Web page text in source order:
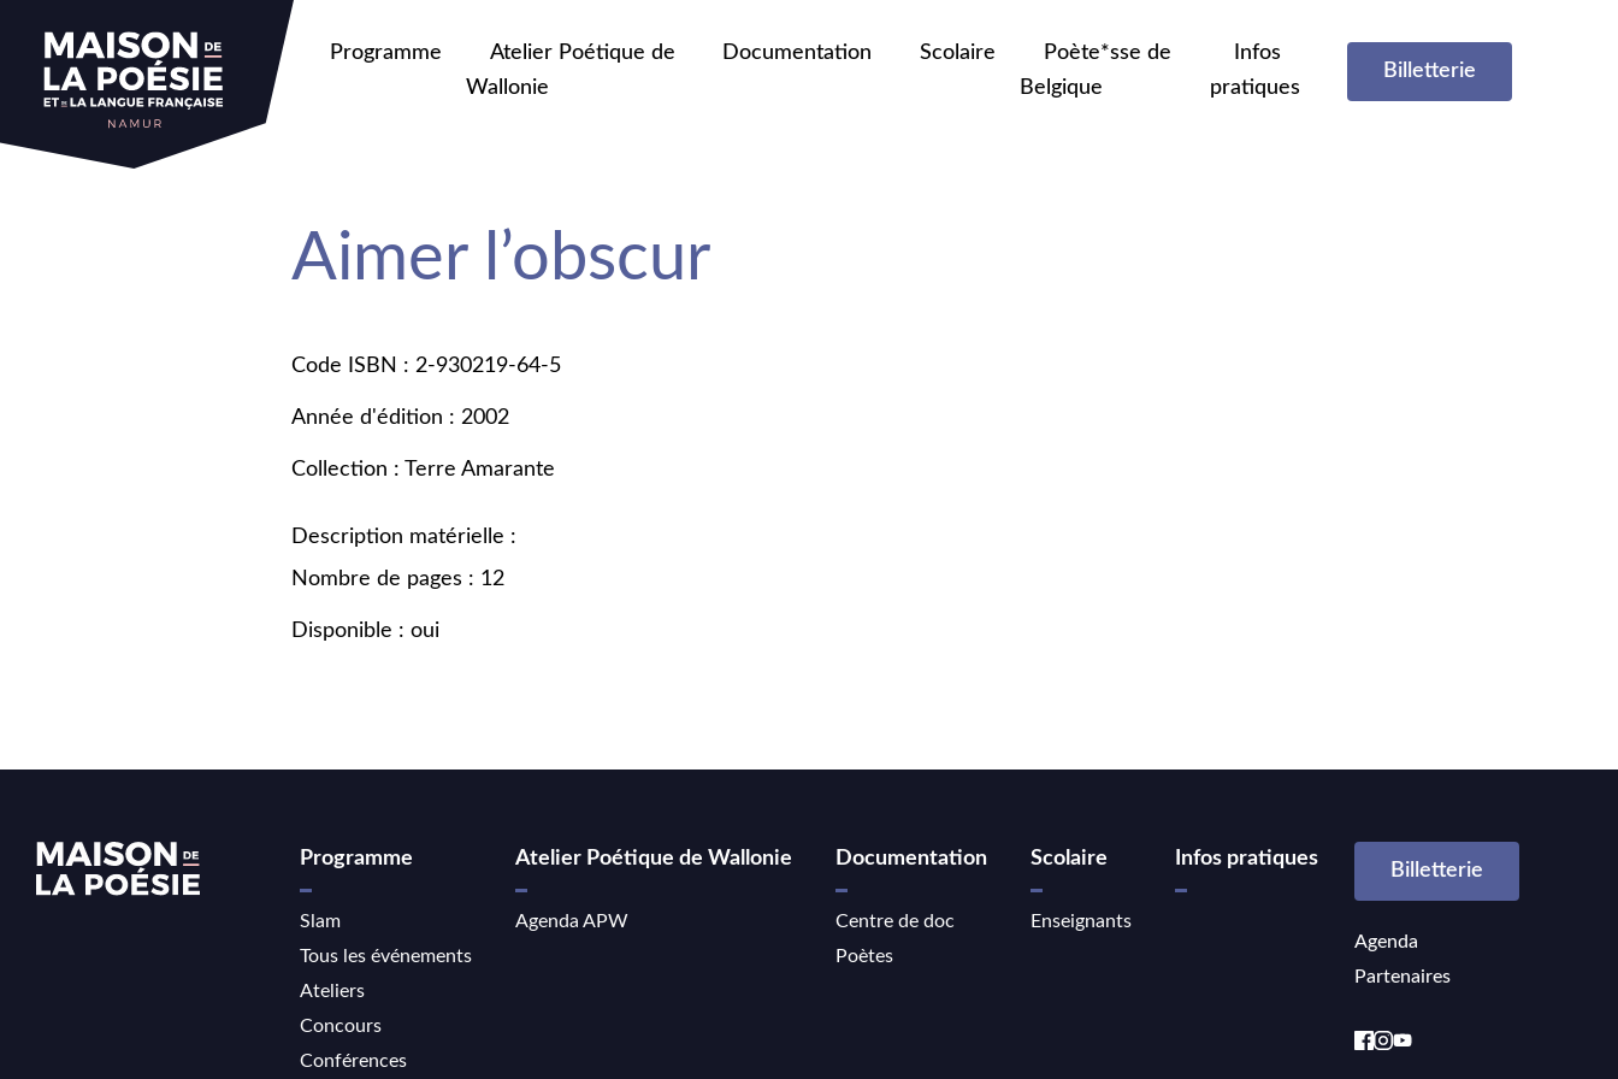
Programme
Atelier Poétique de
Wallonie
Documentation Scolaire
Poète*sse de
Belgique
Infos
pratiques
Billetterie
Aimer l’obscur
Code ISBN : 2-930219-64-5
Année d'édition : 2002
Collection : Terre Amarante
Description matérielle :
Nombre de pages : 12
Disponible : oui
Programme
Slam
Tous les événements
Ateliers
Concours
Conférences
Atelier Poétique de Wallonie
Agenda APW
Documentation
Centre de doc
Poètes
Scolaire
Enseignants
Infos pratiques
Billetterie
Agenda
Partenaires